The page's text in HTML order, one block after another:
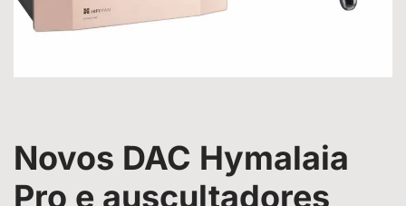
Novos DAC Hymalaia
Pro e auscultadores